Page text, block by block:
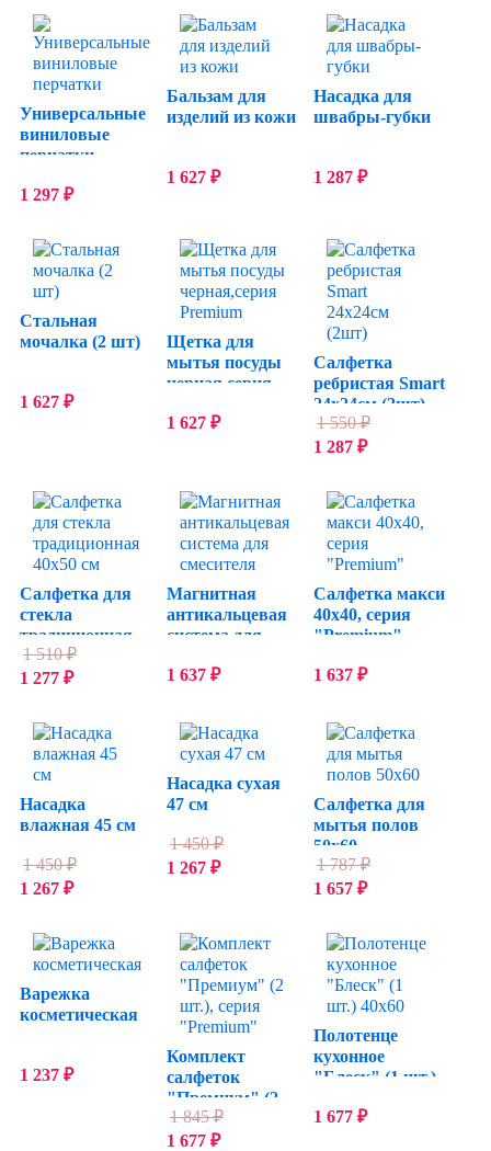
Универсальные
виниловые
перчатки
1 297 ₽
Бальзам для
изделий из кожи
1 627 ₽
Насадка для
швабры-губки
1 287 ₽
Стальная
мочалка (2 шт)
1 627 ₽
Щетка для
мытья посуды
черная,серия
1 627 ₽
Салфетка
ребристая Smart
24х24см (2шт)
1 550₽
1 287 ₽
Салфетка для
стекла
традиционная
40х50 см
1 510₽
1 277 ₽
Магнитная
антикальцевая
система для
1 637 ₽
Салфетка макси
40х40, серия
"Premium"
1 637 ₽
Насадка
влажная 45 см
1 450₽
1 267 ₽
Насадка сухая
47 см
1 450₽
1 267 ₽
Салфетка для
мытья полов
50х60
1 787₽
1 657 ₽
Варежка
косметическая
1 237 ₽
Комплект
салфеток
"Премиум" (2
шт.), серия
"Premium"
1 845₽
1 677 ₽
Полотенце
кухонное
"Блеск" (1 шт.)
1 677 ₽